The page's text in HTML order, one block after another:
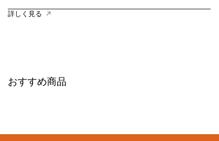
詳しく見る
おすすめ商品